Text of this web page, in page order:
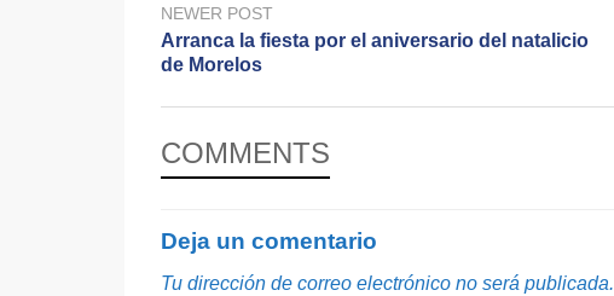
NEWER POST
Arranca la fiesta por el aniversario del natalicio
de Morelos
COMMENTS
Deja un comentario
Tu dirección de correo electrónico no será publicada.